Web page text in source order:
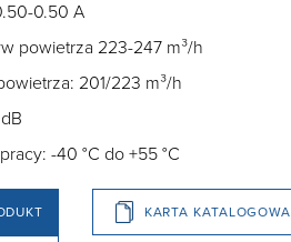
0.50 A
powietrza 223-247 m³/h
201/223 m³/h
-40 °C do +55 °C
KARTA KATALOGOWA